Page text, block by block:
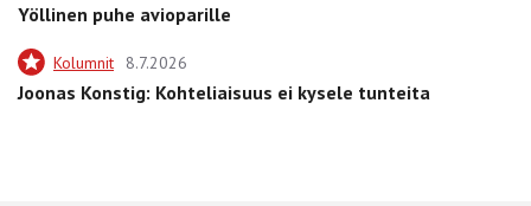
Yöllinen puhe avioparille
Kolumnit 8.7.2026
Joonas Konstig: Kohteliaisuus ei kysele tunteita